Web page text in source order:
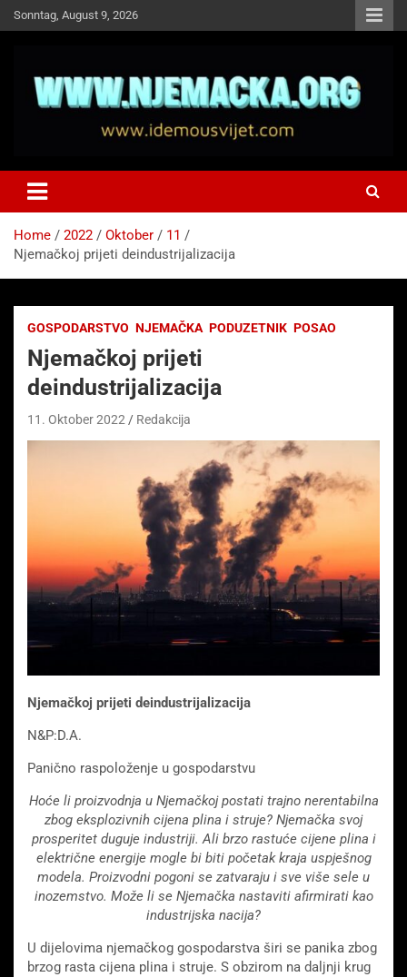
Skip
to
Sonntag, August 9, 2026
Idemo u Svijet-Njemacka!
Home 2022 Oktober
11
Njemačkoj prijeti deindustrijalizacija
GOSPODARSTVO NJEMAČKA PODUZETNIK POSAO
Njemačkoj prijeti
deindustrijalizacija
11. Oktober 2022 Redakcija
Njemačkoj prijeti deindustrijalizacija
N&P:D.A.
Panično raspoloženje u gospodarstvu
Hoće li proizvodnja u Njemačkoj postati trajno nerentabilna
zbog eksplozivnih cijena plina i struje? Njemačka svoj
prosperitet duguje industriji. Ali brzo rastuće cijene plina i
električne energije mogle bi biti početak kraja uspješnog
modela. Proizvodni pogoni se zatvaraju i sve više sele u
inozemstvo. Može li se Njemačka nastaviti afirmirati kao
industrijska nacija?
U dijelovima njemačkog gospodarstva širi se panika zbog
brzog rasta cijena plina i struje. S obzirom na daljnji krug